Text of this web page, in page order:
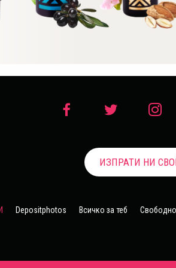
ИЗПРАТИ НИ
Depositphotos Всичко за теб